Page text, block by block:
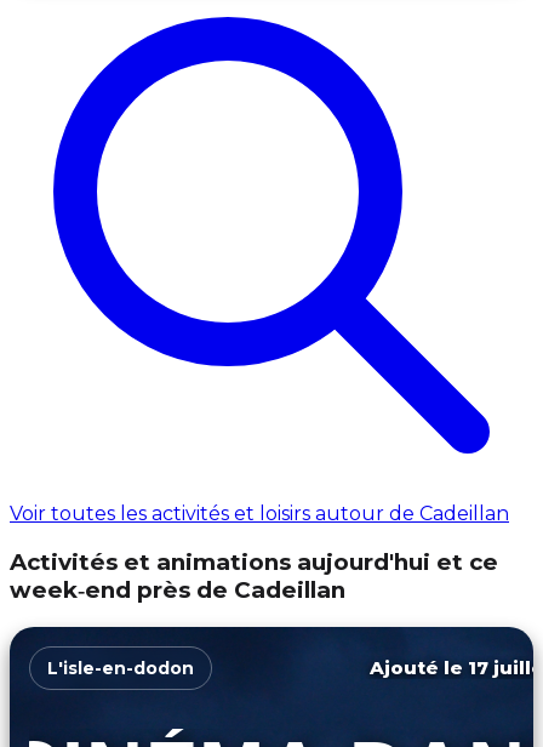
Voir toutes les activités et loisirs autour de Cadeillan
Activités et animations aujourd'hui et ce
week‑end près de Cadeillan
L'isle-en-dodon Ajouté le 17